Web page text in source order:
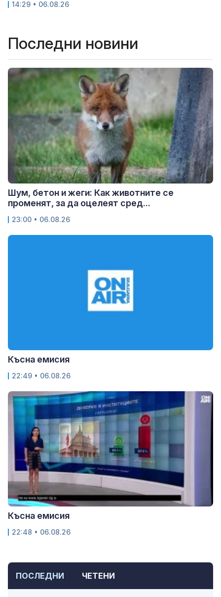
ПОСЛЕДНИ ЧЕТЕНИ
14:29 • 06.08.26
Последни новини
Шум, бетон и жеги: Как животните се
променят, за да оцелеят сред...
23:00 • 06.08.26
Късна емисия
22:49 • 06.08.26
Късна емисия
22:48 • 06.08.26